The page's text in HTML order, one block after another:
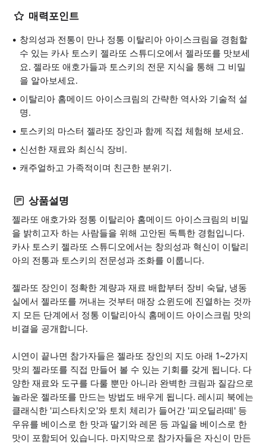
매력포인트
창의성과 전통이 만나 정통 이탈리아 아이스크림을 경험할
수 있는 카사 토스키 젤라또 스튜디오에서 젤라또를 맛보세
요. 젤라또 애호가들과 토스키의 전문 지식을 통해 그 비밀
을 알아보세요.
이탈리아 홈메이드 아이스크림의 간략한 역사와 기술적 설
명.
토스키의 마스터 젤라또 장인과 함께 직접 체험해 보세요.
신선한 재료와 최신식 장비.
캐주얼하고 가족적이며 친근한 분위기.
상품설명
젤라또 애호가와 정통 이탈리아 홈메이드 아이스크림의 비밀
을 밝히고자 하는 사람들을 위해 고안된 독특한 경험입니다.
카사 토스키 젤라또 스튜디오에서는 창의성과 혁신이 이탈리
아의 전통과 토스키의 전문성과 조화를 이룹니다.
젤라또 장인이 정확한 계량과 재료 배합부터 장비 숙달, 냉동
실에서 젤라또를 꺼내는 것부터 매장 쇼윈도에 진열하는 것까
지 모든 단계에서 정통 이탈리아식 홈메이드 아이스크림 맛의
비결을 공개합니다.
시연이 끝나면 참가자들은 젤라또 장인의 지도 아래 1~2가지
맛의 젤라또를 직접 만들어 볼 수 있는 기회를 갖게 됩니다. 다
양한 재료와 도구를 다룰 뿐만 아니라 완벽한 크림과 질감으로
놀라운 젤라또를 만드는 방법도 배우게 됩니다. 레시피 북에는
클래식한 '피스타치오'와 토치 체리가 들어간 '피오딜라떼' 등
우유를 베이스로 한 맛과 딸기와 레몬 등 과일을 베이스로 한
맛이 포함되어 있습니다. 마지막으로 참가자들은 자신이 만든